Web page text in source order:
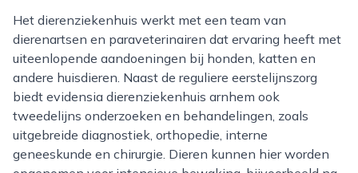
Het dierenziekenhuis werkt met een team van
dierenartsen en paraveterinairen dat ervaring heeft met
uiteenlopende aandoeningen bij honden, katten en
andere huisdieren. Naast de reguliere eerstelijnszorg
biedt evidensia dierenziekenhuis arnhem ook
tweedelijns onderzoeken en behandelingen, zoals
uitgebreide diagnostiek, orthopedie, interne
geneeskunde en chirurgie. Dieren kunnen hier worden